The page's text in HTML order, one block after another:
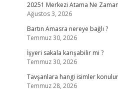
20251 Merkezi Atama Ne
Ağustos 3, 2026
Bartın Amasra nereye bağlı ?
Temmuz 30, 2026
İşyeri sakala karışabilir mi ?
Temmuz 30, 2026
Tavşanlara hangi isimler
Temmuz 28, 2026